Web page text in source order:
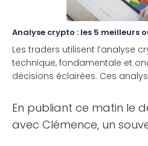
Analyse crypto : les 5 meilleurs
Les traders utilisent l’analyse
technique, fondamentale et
décisions éclairées. Ces
En publiant ce matin le
avec Clémence, un